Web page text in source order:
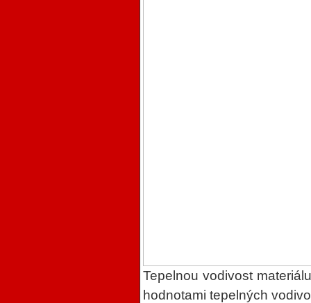
Tepelnou vodivost
hodnotami tepelných